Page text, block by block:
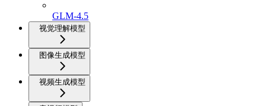
GLM-4.5
视觉理解模型
图像生成模型
视频生成模型